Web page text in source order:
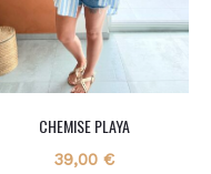
CHEMISE PLAYA
39,00 €